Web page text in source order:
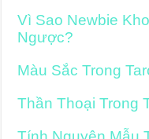
Vì Sao Newbie
Ngược?
Màu Sắc Trong
Thần Thoại Trong